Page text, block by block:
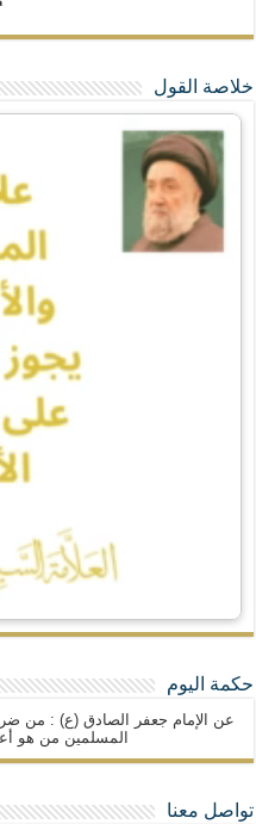
خلاصة القول
حكمة اليوم
عن الإمام جعفر الصادق (ع) : من
المسلمين من هو
تواصل معنا